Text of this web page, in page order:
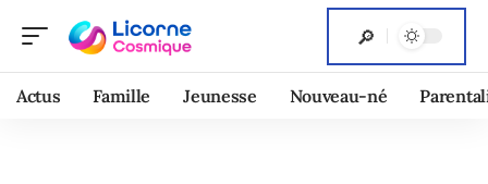
Actus Famille Jeunesse Nouveau-né